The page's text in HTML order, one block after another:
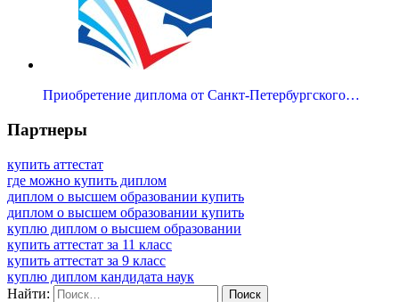
Приобретение диплома от Санкт-Петербургского…
Партнеры
купить аттестат
где можно купить диплом
диплом о высшем образовании купить
диплом о высшем образовании купить
куплю диплом о высшем образовании
купить аттестат за 11 класс
купить аттестат за 9 класс
куплю диплом кандидата наук
Найти: